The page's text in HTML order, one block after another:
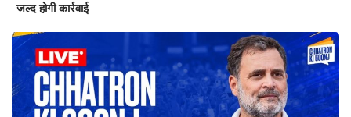
जल्द होगी कार्रवाई